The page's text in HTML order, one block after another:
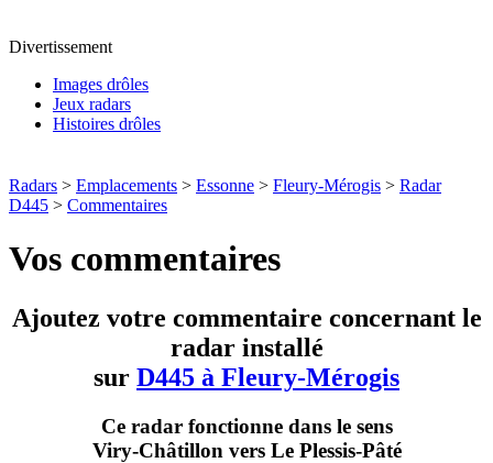
Divertissement
Images drôles
Jeux radars
Histoires drôles
Radars > Emplacements > Essonne > Fleury-Mérogis > Radar
D445 > Commentaires
Vos commentaires
Ajoutez votre commentaire concernant le
radar installé
sur D445 à Fleury-Mérogis
Ce radar fonctionne dans le sens
Viry-Châtillon vers Le Plessis-Pâté